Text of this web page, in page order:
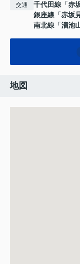
交通 千代田線 「赤
銀座線 「赤坂
南北線 「溜池
地図